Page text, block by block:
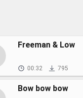
Freeman & Low
00:32 795
Bow bow bow